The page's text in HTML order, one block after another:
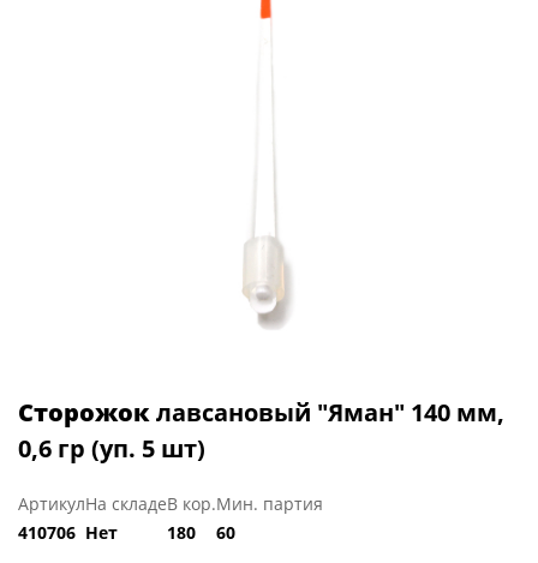
Сторожоклавсановый "Яман" 140 мм,
0,6 гр (уп. 5 шт)
Артикул
410706
На складе
Нет
В кор.
180
Мин. партия
60